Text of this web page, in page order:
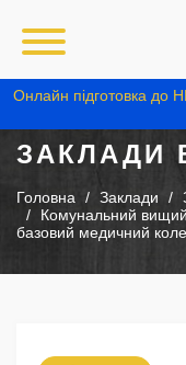
Онлайн підготовка до
ЗАКЛАДИ
Головна Заклади
Комунальний вищий
базовий медичний